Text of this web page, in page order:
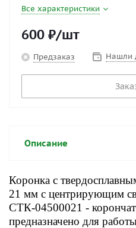
Все характеристики
600 ₽/шт
Предзаказ Нашли
Описание
Коронка с
21 мм с центрирующим
СTК-04500021 -
предназначено для